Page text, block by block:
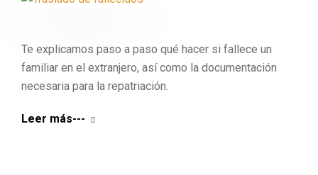
Te explicamos paso a paso qué hacer si fallece un
familiar en el extranjero, así como la documentación
necesaria para la repatriación.
Leer más---